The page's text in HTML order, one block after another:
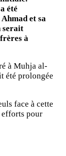
été
et sa
serait
à
à Muhja al-
été prolongée
face à cette
pour